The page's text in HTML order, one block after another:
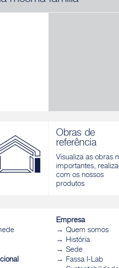
mármore,
Obras de
referência
Visualiza as obras
importantes,
com os nossos
produtos
Empresa
Quem somos
História
Sede
Fassa I-Lab